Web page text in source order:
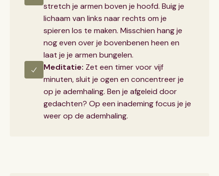
stretch je armen boven je hoofd. Buig je
lichaam van links naar rechts om je
spieren los te maken. Misschien hang je
nog even over je bovenbenen heen en
laat je je armen bungelen.
Meditatie: Zet een timer voor vijf
minuten, sluit je ogen en concentreer je
op je ademhaling. Ben je afgeleid door
gedachten? Op een inademing focus je je
weer op de ademhaling.